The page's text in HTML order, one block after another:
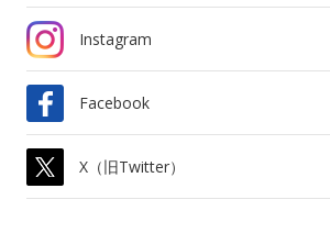
Instagram
Facebook
X（旧Twitter）